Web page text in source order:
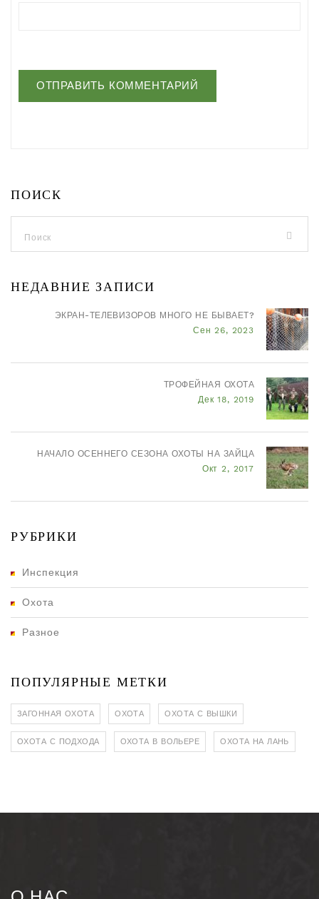
ПОИСК
НЕДАВНИЕ ЗАПИСИ
ЭКРАН-ТЕЛЕВИЗОРОВ МНОГО НЕ БЫВАЕТ?
Сен 26, 2023
ТРОФЕЙНАЯ ОХОТА
Дек 18, 2019
НАЧАЛО ОСЕННЕГО СЕЗОНА ОХОТЫ НА ЗАЙЦА
Окт 2, 2017
РУБРИКИ
Инспекция
Охота
Разное
ПОПУЛЯРНЫЕ МЕТКИ
ЗАГОННАЯ ОХОТА ОХОТА ОХОТА С ВЫШКИ
ОХОТА С ПОДХОДА ОХОТА В ВОЛЬЕРЕ ОХОТА НА ЛАНЬ